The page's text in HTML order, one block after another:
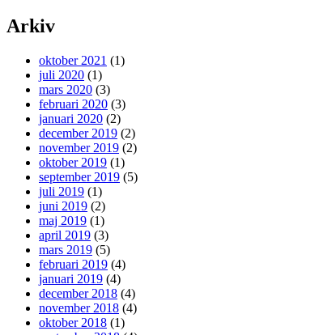
Arkiv
oktober 2021 (1)
juli 2020 (1)
mars 2020 (3)
februari 2020 (3)
januari 2020 (2)
december 2019 (2)
november 2019 (2)
oktober 2019 (1)
september 2019 (5)
juli 2019 (1)
juni 2019 (2)
maj 2019 (1)
april 2019 (3)
mars 2019 (5)
februari 2019 (4)
januari 2019 (4)
december 2018 (4)
november 2018 (4)
oktober 2018 (1)